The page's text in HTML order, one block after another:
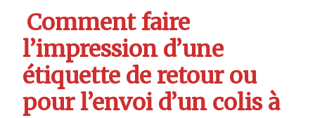
Comment faire
l’impression d’une
étiquette de retour ou
pour l’envoi d’un colis à